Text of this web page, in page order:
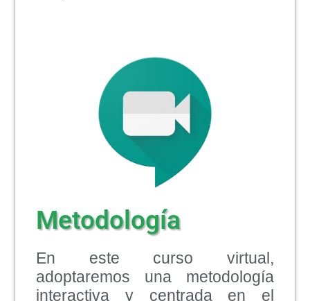
Metodología
En este curso virtual,
adoptaremos una metodología
interactiva y centrada en el